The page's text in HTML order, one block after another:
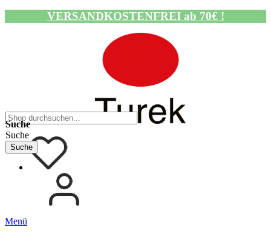
VERSANDKOSTENFREI ab 70€ !
Navigation umschalten
Suche
Suche
Suche
Menü